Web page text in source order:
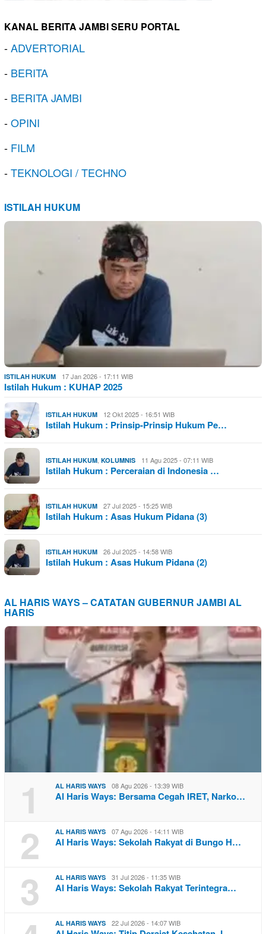
KANAL BERITA JAMBI SERU PORTAL
-ADVERTORIAL
- BERITA
- BERITA JAMBI
-OPINI
- FILM
-TEKNOLOGI / TECHNO
ISTILAH HUKUM
ISTILAH HUKUM 17 Jan 2026 - 17:11 WIB
Istilah Hukum : KUHAP 2025
ISTILAH HUKUM 12 Okt 2025 - 16:51 WIB
Istilah Hukum : Prinsip-Prinsip Hukum Pe…
ISTILAH HUKUM KOLUMNIS 11 Agu 2025 - 07:11 WIB
Istilah Hukum : Perceraian di Indonesia …
ISTILAH HUKUM 27 Jul 2025 - 15:25 WIB
Istilah Hukum : Asas Hukum Pidana (3)
ISTILAH HUKUM 26 Jul 2025 - 14:58 WIB
Istilah Hukum : Asas Hukum Pidana (2)
AL HARIS WAYS – CATATAN GUBERNUR JAMBI AL
HARIS
1 AL HARIS WAYS 08 Agu 2026 - 13:39 WIB
Al Haris Ways: Bersama Cegah IRET, Narko…
2 AL HARIS WAYS 07 Agu 2026 - 14:11 WIB
Al Haris Ways: Sekolah Rakyat di Bungo H…
3 AL HARIS WAYS 31 Jul 2026 - 11:35 WIB
Al Haris Ways: Sekolah Rakyat Terintegra…
AL HARIS WAYS 22 Jul 2026 - 14:07 WIB